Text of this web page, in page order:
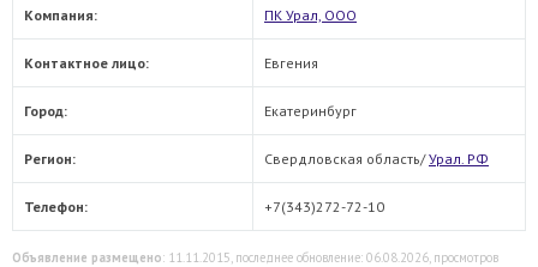
Компания: ПК Урал, ООО
Контактное лицо: Евгения
Город: Екатеринбург
Регион: Свердловская область/Урал. РФ
Телефон: +7(343)272-72-10
Объявление размещено: 11.11.2015, последнее обновление: 06.08.2026, просмотров